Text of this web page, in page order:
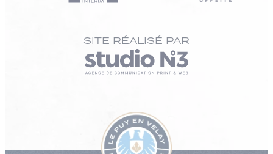
SITE RÉALISÉ PAR